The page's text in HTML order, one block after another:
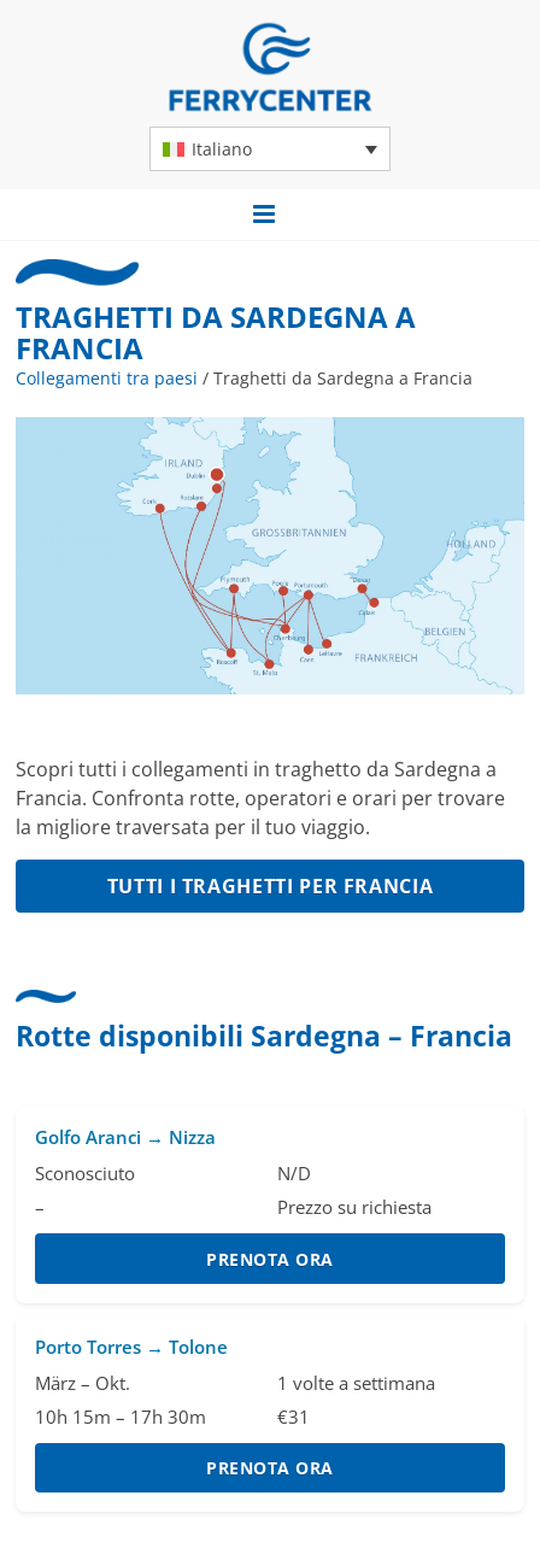
Italiano
TRAGHETTI DA SARDEGNA A
FRANCIA
Collegamenti tra paesi /Traghetti da Sardegna a Francia
Scopri tutti i collegamenti in traghetto da Sardegna a
Francia. Confronta rotte, operatori e orari per trovare
la migliore traversata per il tuo viaggio.
TUTTI I TRAGHETTI PER FRANCIA
Rotte disponibili Sardegna – Francia
Golfo Aranci → Nizza
Sconosciuto
N/D
–
Prezzo su richiesta
PRENOTA ORA
Porto Torres → Tolone
März – Okt.
1 volte a settimana
10h 15m – 17h 30m
€31
PRENOTA ORA